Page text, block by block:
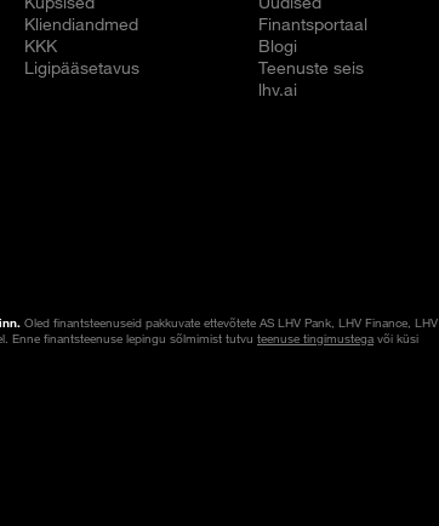
Kliendiandmed
KKK
Ligipääsetavus
Finantsportaal
Blogi
Teenuste seis
lhv.ai
Oled finantsteenuseid pakkuvate ettevõtete AS LHV Pank, LHV Finance, LHV
Enne finantsteenuse lepingu sõlmimist tutvu teenuse tingimustega või küsi